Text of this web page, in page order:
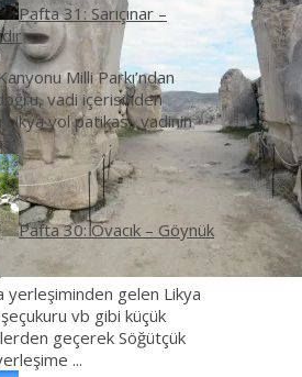
Pafta 31: Sarıçınar –
Milli Parkı’ndan
vadi içerisinden
yol patikası, vadinin
...
Pafta 30: Ovacık – Göynük
yerleşiminden gelen Likya
vb gibi küçük
geçerek Söğütçük
...